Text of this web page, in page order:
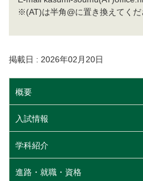
※(AT)は半角@に置き換えてくだ
掲載日 : 2026年02月20日
概要
入試情報
学科紹介
進路・就職・資格